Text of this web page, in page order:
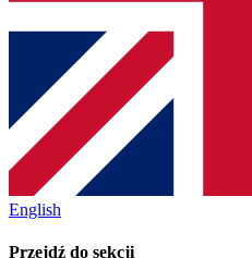
English
Przejdź do sekcji